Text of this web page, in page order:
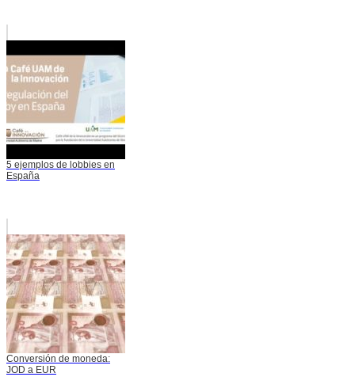
5 ejemplos de lobbies en
España
Conversión de moneda:
JOD a EUR